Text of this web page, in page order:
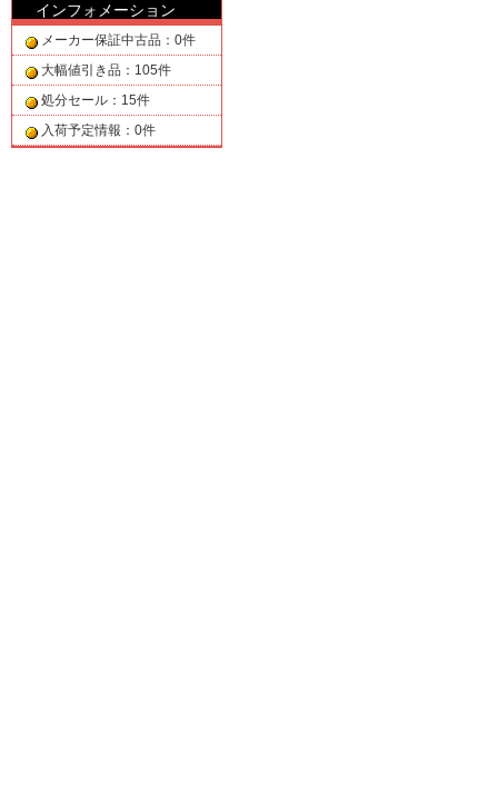
インフォメーション
メーカー保証中古品：0件
大幅値引き品：105件
処分セール：15件
入荷予定情報：0件